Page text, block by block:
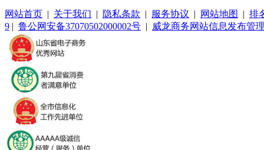
网站首页 | 关于我们 | 隐私条款 | 服务协议 | 网站地图 | 排
9 | 鲁公网安备37070502000002号 | 威龙商务网站信息发布管